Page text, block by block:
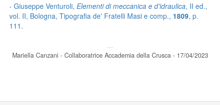
- Giuseppe Venturoli, Elementi di meccanica e d'idraulica, II ed.,
vol. II, Bologna, Tipografia de' Fratelli Masi e comp., 1809, p.
111.
---
Mariella Canzani - Collaboratrice Accademia della Crusca - 17/04/2023